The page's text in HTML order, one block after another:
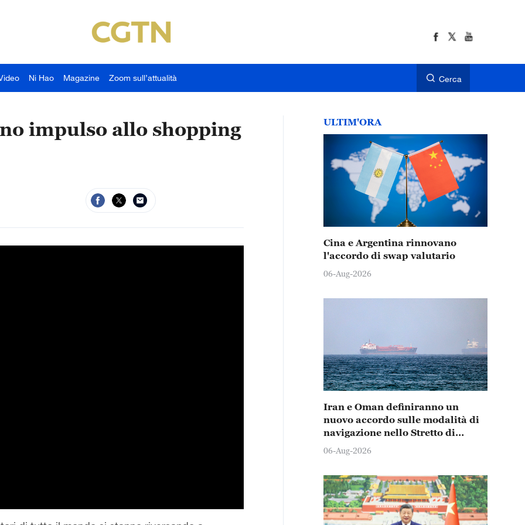
Ni Hao Magazine Zoom sull’attualità Cerca
impulso allo shopping ULTIM'ORA
Cina e Argentina rinnovano
l'accordo di swap valutario
06-Aug-2026
Iran e Oman definiranno un
nuovo accordo sulle modalità di
navigazione nello Stretto di
Hormuz
06-Aug-2026